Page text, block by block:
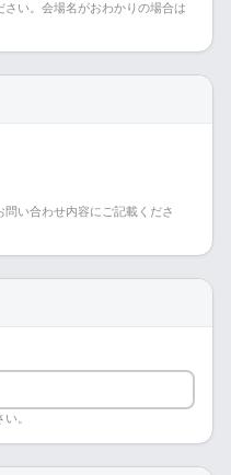
い。会場名がおわかりの場合は
い合わせ内容にご記載くださ
。